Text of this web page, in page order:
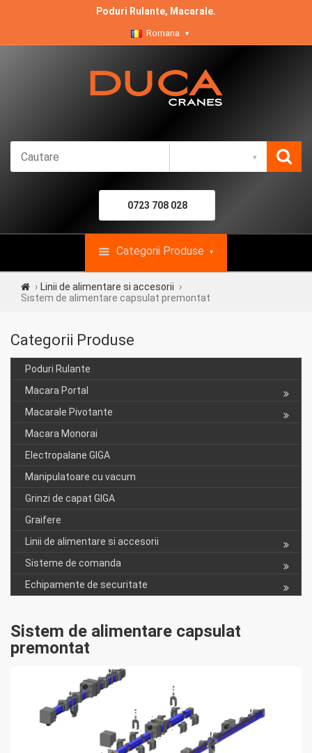
Poduri Rulante, Macarale.
Romana
0723 708 028
Categorii Produse
Linii de alimentare si accesorii
Sistem de alimentare capsulat premontat
Categorii Produse
Poduri Rulante
Macara Portal
Macarale Pivotante
Macara Monorai
Electropalane GIGA
Manipulatoare cu vacum
Grinzi de capat GIGA
Graifere
Linii de alimentare si accesorii
Sisteme de comanda
Echipamente de securitate
Sistem de alimentare capsulat
premontat